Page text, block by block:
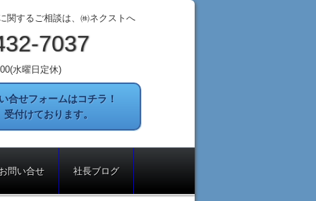
関するご相談は、㈱ネクストへ
7037
水曜日定休)
合せフォームはコチラ！
付けております。
問い合せ 社長ブログ